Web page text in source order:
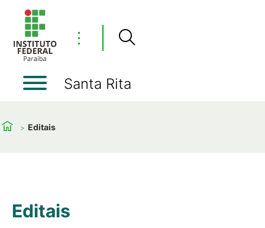
⋮
Santa Rita
Editais
Editais